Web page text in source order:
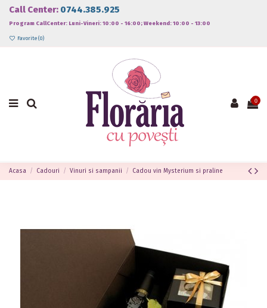
Call Center: 0744.385.925
Program CallCenter: Luni-Vineri: 10:00 - 16:00; Weekend: 10:00 - 13:00
Favorite (0)
0
Acasa Cadouri Vinuri si sampanii Cadou vin Mysterium si praline